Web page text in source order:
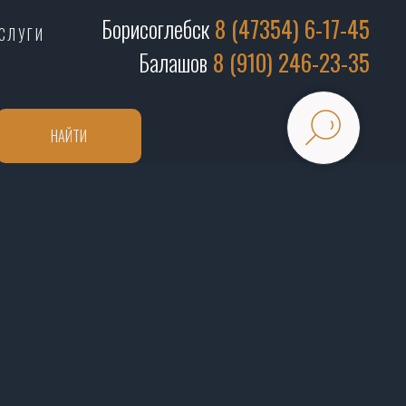
Борисоглебск8 (47354) 6-17-45
Балашов 8 (910) 246-23-35
НАЙТИ